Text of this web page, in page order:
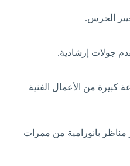
الحرس.
جولات إرشادية.
من الأعمال الفنية
مناظر بانورامية من ممرات